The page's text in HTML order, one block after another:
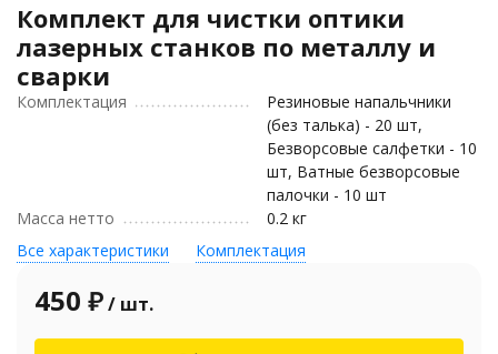
Комплект для чистки оптики
лазерных станков по металлу и
сварки
Комплектация
Резиновые напальчники
(без талька) - 20 шт,
Безворсовые салфетки - 10
шт, Ватные безворсовые
палочки - 10 шт
Масса нетто
0.2 кг
Все характеристики
Комплектация
450 ₽/ шт.